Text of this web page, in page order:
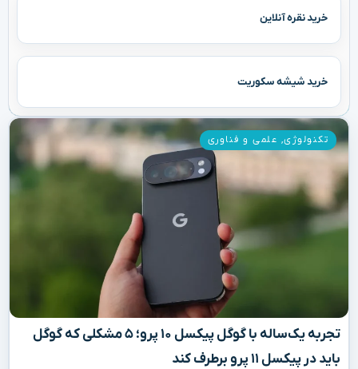
خرید نقره آنلاین
خرید شیشه سکوریت
تجربه یک‌ساله با گوگل پیکسل ۱۰ پرو؛ ۵ مشکلی که گوگل
باید در پیکسل ۱۱ پرو برطرف کند
تکنولوژی, علمی و فناوری